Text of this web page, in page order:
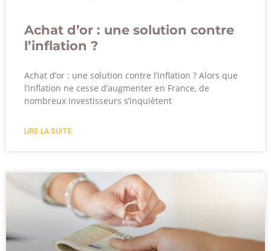
Achat d’or : une solution contre
l’inflation ?
Achat d’or : une solution contre l’inflation ? Alors que
l’inflation ne cesse d’augmenter en France, de
nombreux investisseurs s’inquiètent
LIRE LA SUITE